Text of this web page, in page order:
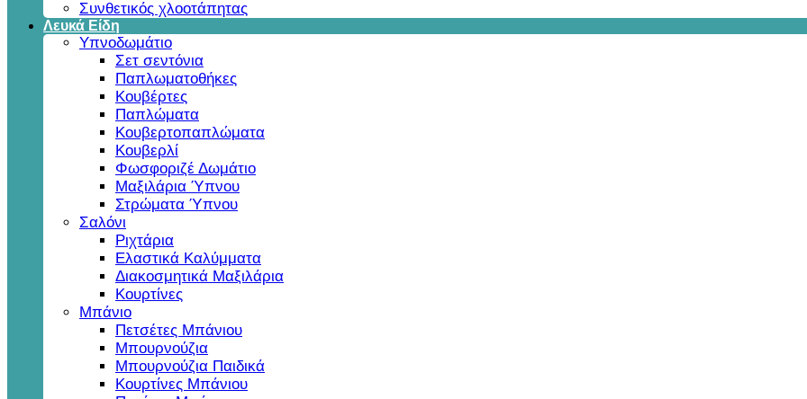
Συνθετικός χλοοτάπητας
Λευκά Είδη
Υπνοδωμάτιο
Σετ σεντόνια
Παπλωματοθήκες
Κουβέρτες
Παπλώματα
Κουβερτοπαπλώματα
Κουβερλί
Φωσφοριζέ Δωμάτιο
Μαξιλάρια Ύπνου
Στρώματα Ύπνου
Σαλόνι
Ριχτάρια
Ελαστικά Καλύμματα
Διακοσμητικά Μαξιλάρια
Κουρτίνες
Μπάνιο
Πετσέτες Μπάνιου
Μπουρνούζια
Μπουρνούζια Παιδικά
Κουρτίνες Μπάνιου